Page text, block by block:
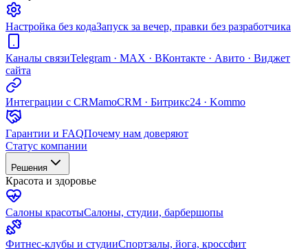
Настройка без кодаЗапуск за вечер, правки без разработчика
Каналы связиTelegram · MAX · ВКонтакте · Авито · Виджет
сайта
Интеграции с CRMamoCRM · Битрикс24 · Kommo
Гарантии и FAQПочему нам доверяют
Статус компании
Решения
Красота и здоровье
Салоны красотыСалоны, студии, барбершопы
Фитнес-клубы и студииСпортзалы, йога, кроссфит